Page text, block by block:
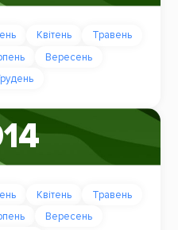
Квітень
Травень
Вересень
Квітень
Травень
Вересень